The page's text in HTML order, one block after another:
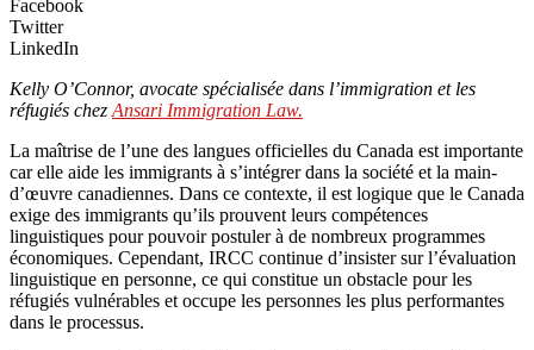
Facebook
Twitter
LinkedIn
Kelly O’Connor, avocate spécialisée dans l’immigration et les
réfugiés chez Ansari Immigration Law.
La maîtrise de l’une des langues officielles du Canada est importante
car elle aide les immigrants à s’intégrer dans la société et la main-
d’œuvre canadiennes. Dans ce contexte, il est logique que le Canada
exige des immigrants qu’ils prouvent leurs compétences
linguistiques pour pouvoir postuler à de nombreux programmes
économiques. Cependant, IRCC continue d’insister sur l’évaluation
linguistique en personne, ce qui constitue un obstacle pour les
réfugiés vulnérables et occupe les personnes les plus performantes
dans le processus.